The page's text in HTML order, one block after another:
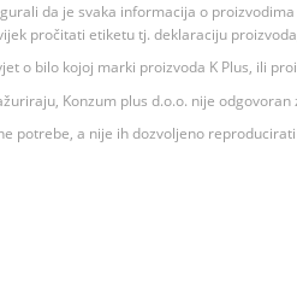
da je svaka informacija o
pročitati etiketu tj. deklaraciju
o bilo kojoj marki proizvoda K Plus, ili
Konzum plus d.o.o. nije
potrebe, a nije ih dozvoljeno